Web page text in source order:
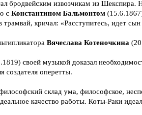
бродвейским извозчикам из Шекспира.
с Константином Бальмонтом
трамвай, кричал: «Расступитесь, идет
Вячеслава Котеночкина
своей музыкой доказал
создателя оперетты.
склад ума, философское,
качество работы. Коты-Раки